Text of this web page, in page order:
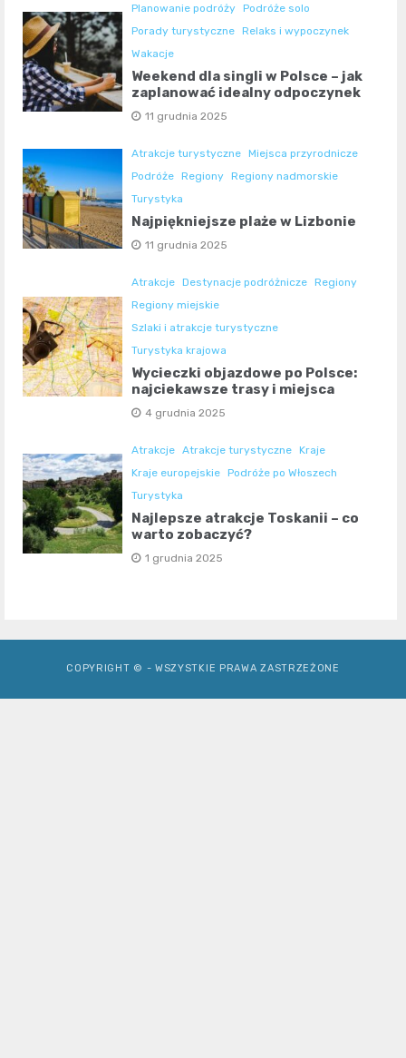
Planowanie podróży Podróże solo
Porady turystyczne Relaks i wypoczynek
Wakacje
Weekend dla singli w Polsce – jak
zaplanować idealny odpoczynek
11 grudnia 2025
Atrakcje turystyczne Miejsca przyrodnicze
Podróże Regiony Regiony nadmorskie
Turystyka
Najpiękniejsze plaże w Lizbonie
11 grudnia 2025
Atrakcje Destynacje podróżnicze Regiony
Regiony miejskie
Szlaki i atrakcje turystyczne
Turystyka krajowa
Wycieczki objazdowe po Polsce:
najciekawsze trasy i miejsca
4 grudnia 2025
Atrakcje Atrakcje turystyczne Kraje
Kraje europejskie Podróże po Włoszech
Turystyka
Najlepsze atrakcje Toskanii – co
warto zobaczyć?
1 grudnia 2025
COPYRIGHT © - WSZYSTKIE PRAWA ZASTRZEŻONE